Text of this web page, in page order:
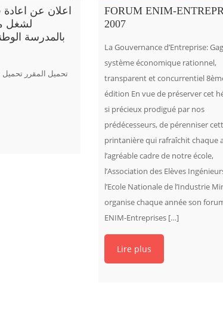
اعلان عن
لشغل
بالمدرسة
تحميل المقرر تحميل
FORUM ENIM-
2007
La Gouvernance d’Entreprise:
système économique rationnel,
transparent et concurrentiel
édition En vue de préserver cet
si précieux prodigué par nos
prédécesseurs, de pérenniser
printanière qui rafraîchit chaque
l’agréable cadre de notre école,
l’Association des Elèves
l’Ecole Nationale de l’Industrie
organise chaque année son
ENIM-Entreprises […]
Lire plus